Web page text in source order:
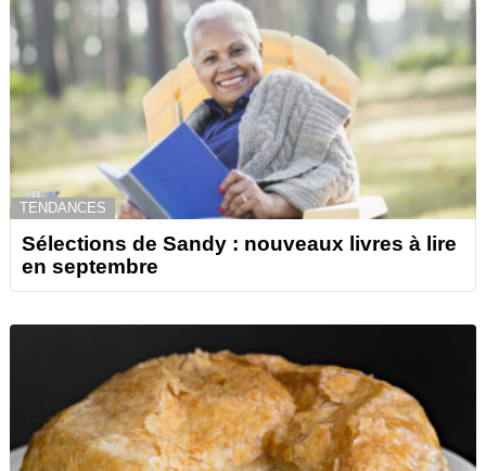
TENDANCES
Sélections de Sandy : nouveaux livres à lire
en septembre